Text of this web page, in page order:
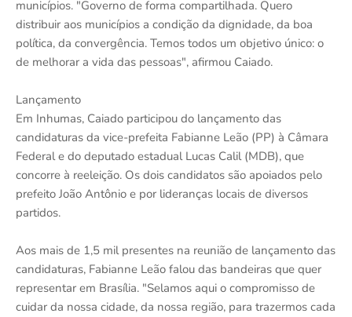
municípios. "Governo de forma compartilhada. Quero
distribuir aos municípios a condição da dignidade, da boa
política, da convergência. Temos todos um objetivo único: o
de melhorar a vida das pessoas", afirmou Caiado.
Lançamento
Em Inhumas, Caiado participou do lançamento das
candidaturas da vice-prefeita Fabianne Leão (PP) à Câmara
Federal e do deputado estadual Lucas Calil (MDB), que
concorre à reeleição. Os dois candidatos são apoiados pelo
prefeito João Antônio e por lideranças locais de diversos
partidos.
Aos mais de 1,5 mil presentes na reunião de lançamento das
candidaturas, Fabianne Leão falou das bandeiras que quer
representar em Brasília. "Selamos aqui o compromisso de
cuidar da nossa cidade, da nossa região, para trazermos cada